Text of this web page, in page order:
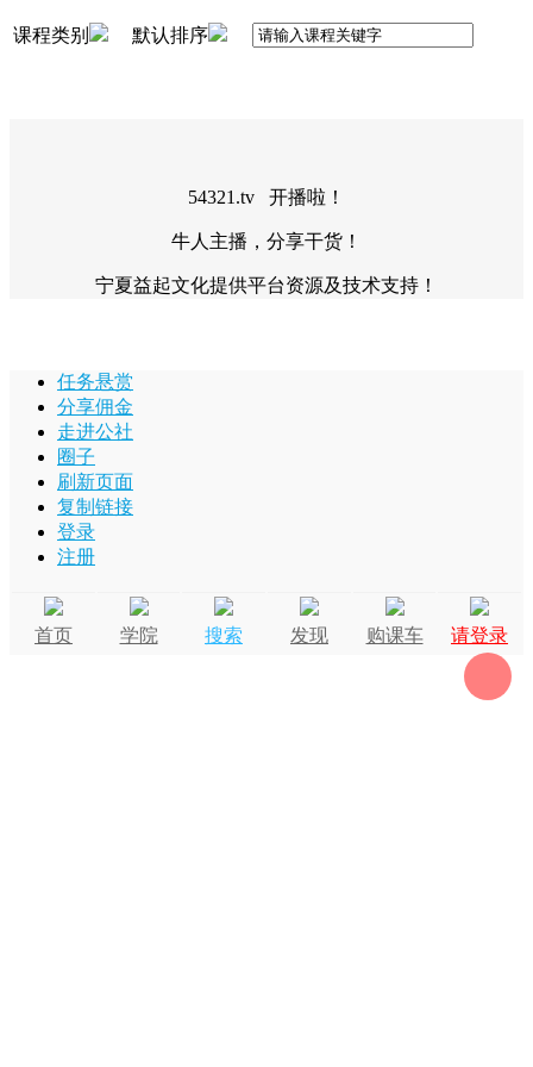
课程类别 默认排序
54321.tv 开播啦！
牛人主播，分享干货！
宁夏益起文化提供平台资源及技术支持！
任务悬赏
分享佣金
走进公社
圈子
刷新页面
复制链接
登录
注册
首页 学院 搜索 发现 购课车 请登录